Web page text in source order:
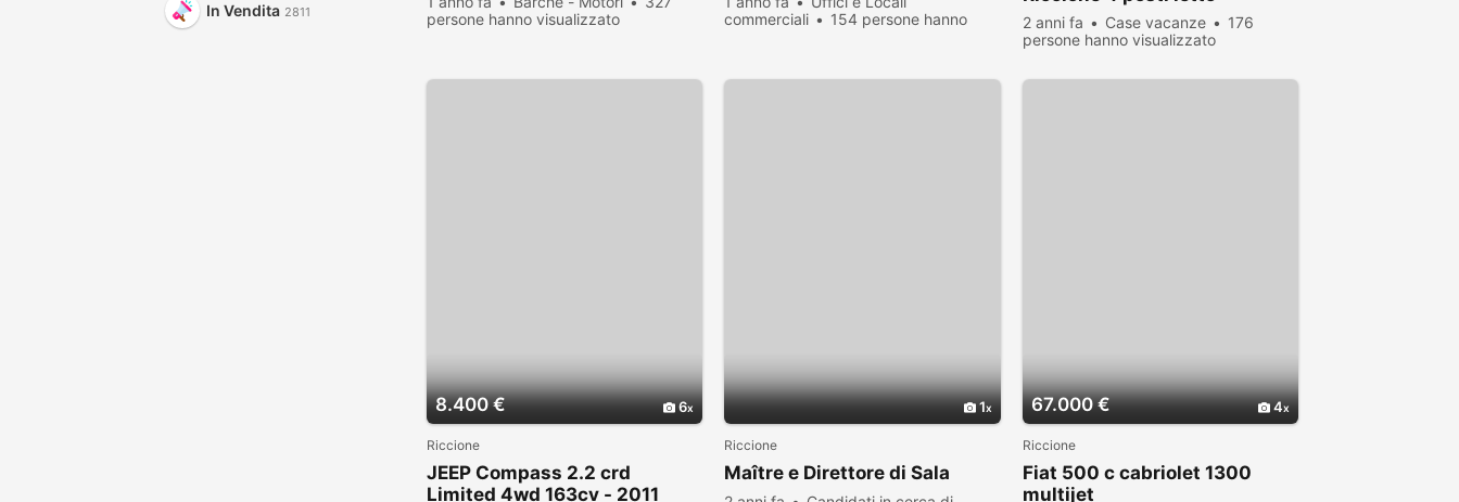
In Vendita 2811
persone hanno visualizzato
commerciali
154 persone hanno
2 anni fa Case vacanze
176
persone hanno visualizzato
8.400 € 6
Riccione
JEEP Compass 2.2 crd
Limited 4wd 163cv - 2011
1
Riccione
Maître e Direttore di Sala
67.000 € 4
Riccione
Fiat 500 c cabriolet 1300
multijet